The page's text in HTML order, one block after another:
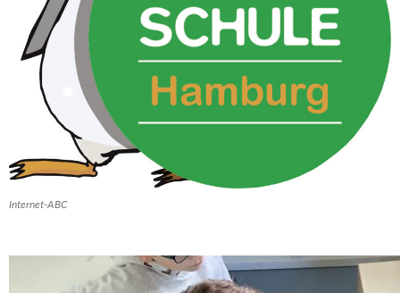
Internet-ABC